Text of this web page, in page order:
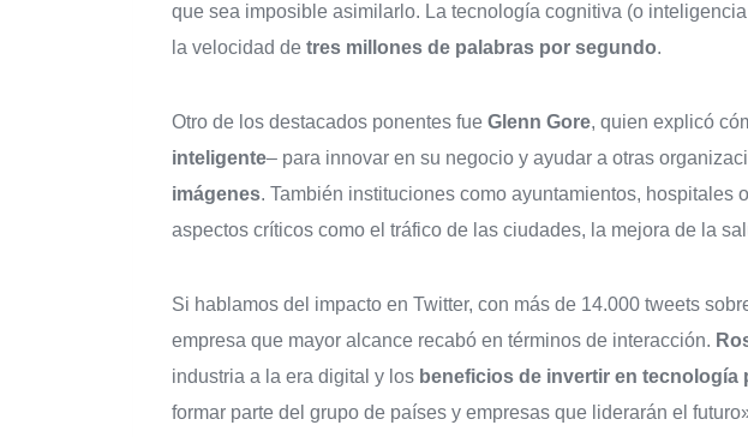
que sea imposible asimilarlo. La tecnología cognitiva (o
la velocidad de tres millones de palabras por segundo.
Otro de los destacados ponentes fue Glenn Gore, quien explicó
inteligente– para innovar en su negocio y ayudar a otras
imágenes. También instituciones como ayuntamientos,
aspectos críticos como el tráfico de las ciudades, la mejora de la
Si hablamos del impacto en Twitter, con más de 14.000 tweets
empresa que mayor alcance recabó en términos de interacción.
industria a la era digital y los beneficios de invertir en tecnología
formar parte del grupo de países y empresas que liderarán el